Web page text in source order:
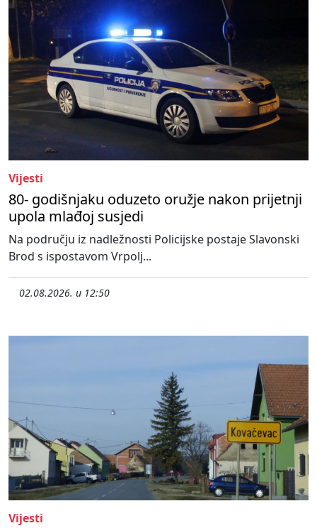
Vijesti
80- godišnjaku oduzeto oružje nakon prijetnji
upola mlađoj susjedi
Na području iz nadležnosti Policijske postaje Slavonski
Brod s ispostavom Vrpolj...
02.08.2026. u 12:50
Vijesti